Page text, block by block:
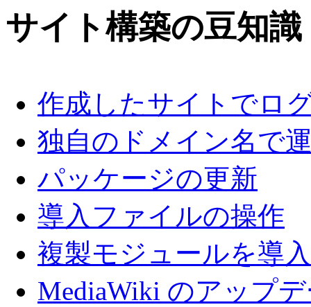
サイト構築の豆知識
作成したサイトでロ
独自のドメイン名で
パッケージの更新
導入ファイルの操作
複製モジュールを導
MediaWiki のアップ